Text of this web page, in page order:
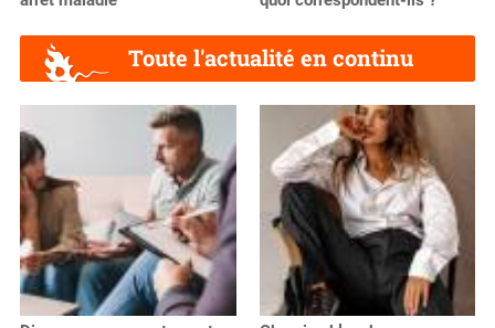
Toute l'actualité en continu